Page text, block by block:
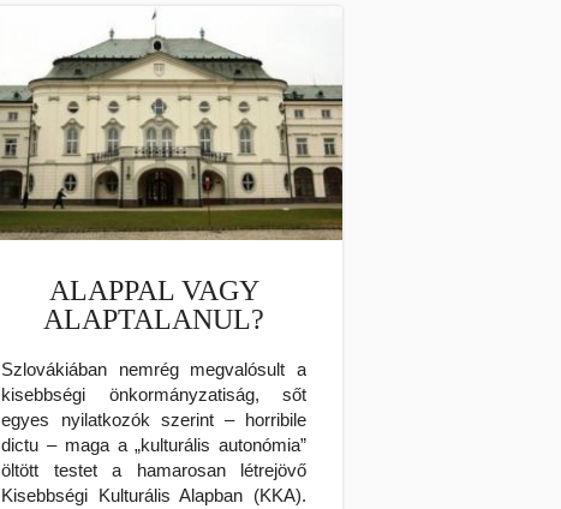
ALAPPAL VAGY
ALAPTALANUL?
Szlovákiában nemrég megvalósult a
kisebbségi önkormányzatiság, sőt
egyes nyilatkozók szerint – horribile
dictu – maga a „kulturális autonómia”
öltött testet a hamarosan létrejövő
Kisebbségi Kulturális Alapban (KKA).